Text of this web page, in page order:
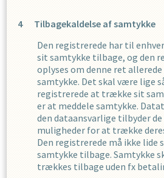
Tilbagekaldelse af samtykke
Den registrerede har til
sit samtykke tilbage, og den
oplyses om denne ret allerede
samtykke. Det skal være lige
registrerede at trække sit
er at meddele samtykke.
den dataansvarlige tilbyder
muligheder for at trække
Den registrerede må ikke
samtykke tilbage. Samtykke
trækkes tilbage uden fx